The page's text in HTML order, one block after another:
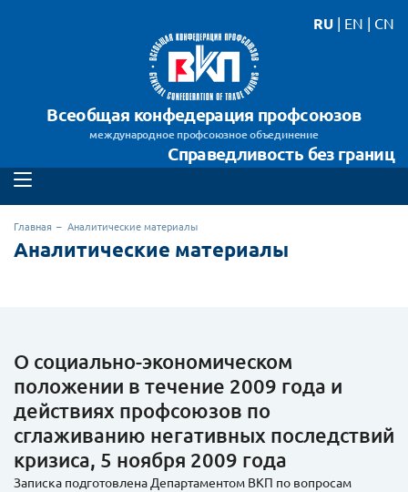
Всеобщая конфедерация профсоюзов
международное профсоюзное объединение
Справедливость без границ
RU | EN | CN
Главная Аналитические материалы
Аналитические материалы
О социально-экономическом
положении в течение 2009 года и
действиях профсоюзов по
сглаживанию негативных последствий
кризиса, 5 ноября 2009 года
Записка подготовлена Департаментом ВКП по вопросам